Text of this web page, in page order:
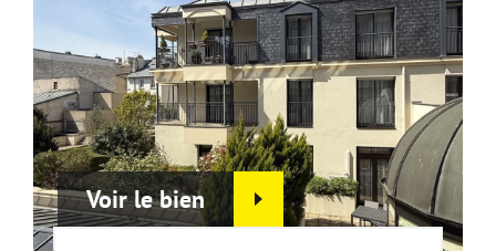
Voir le bien